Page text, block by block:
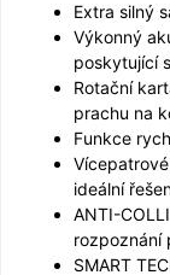
Extra silný
Výkonný
poskytující
Rotační
prachu na
Funkce
ideální
ANTI-
rozpoznání
SMART